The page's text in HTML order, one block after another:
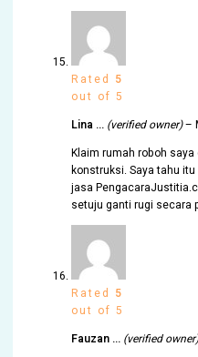
Rated 5
out of 5
Lina … (verified owner)–
Klaim rumah roboh
konstruksi. Saya tahu
jasa
setuju ganti rugi secara
Rated 5
out of 5
Fauzan … (verified